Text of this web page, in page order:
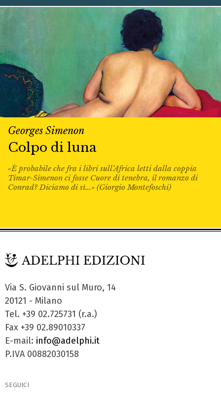
Georges Simenon
Colpo di luna
«È probabile che fra i libri sull’Africa letti dalla coppia
Timar-Simenon ci fosse Cuore di tenebra, il romanzo di
Conrad? Diciamo di sì...» (Giorgio Montefoschi)
Via S. Giovanni sul Muro, 14
20121 - Milano
Tel. +39 02.725731 (r.a.)
Fax +39 02.89010337
E-mail: info@adelphi.it
P.IVA 00882030158
SEGUICI